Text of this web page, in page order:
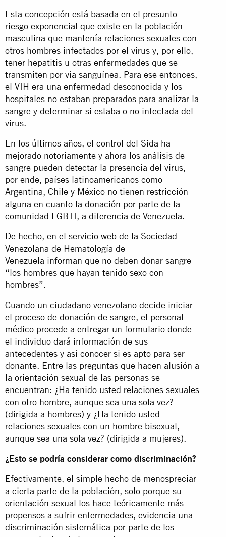
Esta concepción está basada en el presunto
riesgo exponencial que existe en la población
masculina que mantenía relaciones sexuales con
otros hombres infectados por el virus y, por ello,
tener hepatitis u otras enfermedades que se
transmiten por vía sanguínea. Para ese entonces,
el VIH era una enfermedad desconocida y los
hospitales no estaban preparados para analizar la
sangre y determinar si estaba o no infectada del
virus.
En los últimos años, el control del Sida ha
mejorado notoriamente y ahora los análisis de
sangre pueden detectar la presencia del virus,
por ende, países latinoamericanos como
Argentina, Chile y México no tienen restricción
alguna en cuanto la donación por parte de la
comunidad LGBTI, a diferencia de Venezuela.
De hecho, en el servicio web de la Sociedad
Venezolana de Hematología de
Venezuela informan que no deben donar sangre
“los hombres que hayan tenido sexo con
hombres”.
Cuando un ciudadano venezolano decide iniciar
el proceso de donación de sangre, el personal
médico procede a entregar un formulario donde
el individuo dará información de sus
antecedentes y así conocer si es apto para ser
donante. Entre las preguntas que hacen alusión a
la orientación sexual de las personas se
encuentran: ¿Ha tenido usted relaciones sexuales
con otro hombre, aunque sea una sola vez?
(dirigida a hombres) y ¿Ha tenido usted
relaciones sexuales con un hombre bisexual,
aunque sea una sola vez? (dirigida a mujeres).
¿Esto se podría considerar como discriminación?
Efectivamente, el simple hecho de menospreciar
a cierta parte de la población, solo porque su
orientación sexual los hace teóricamente más
propensos a sufrir enfermedades, evidencia una
discriminación sistemática por parte de los